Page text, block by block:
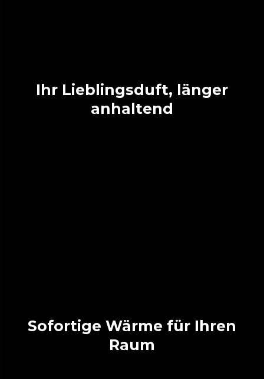
Ihr Lieblingsduft, länger
anhaltend
Sofortige Wärme für Ihren
Raum